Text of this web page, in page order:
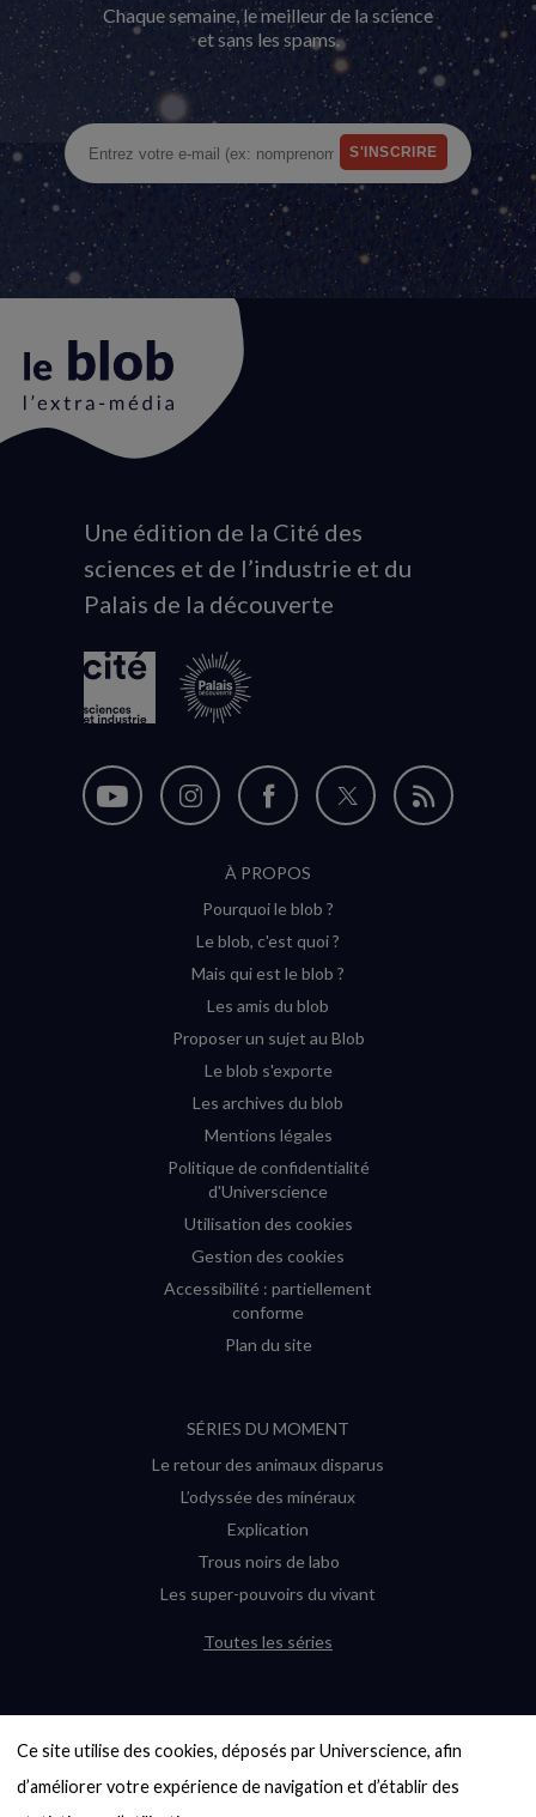
Ce site utilise des cookies, déposés par Universcience, afin
d’améliorer votre expérience de navigation et d’établir des
Chaque semaine, le meilleur de la science
et sans les spams.
Animation
du
logo
Une édition de la Cité des
sciences et de l’industrie et du
Palais de la découverte
Nous
Nous
Instagram
(nouvelle
Nous
sur
Facebook
(nouvelle
Nous
Flux
À PROPOS
Pourquoi le blob ?
Le blob, c'est quoi ?
Mais qui est le blob ?
Les amis du blob
Proposer un sujet au Blob
Le blob s'exporte
Les archives du blob
Mentions légales
Politique de confidentialité
d'Universcience
Utilisation des cookies
Gestion des cookies
Accessibilité : partiellement
conforme
Plan du site
SÉRIES DU MOMENT
Le retour des animaux disparus
L’odyssée des minéraux
Explication
Trous noirs de labo
Les super-pouvoirs du vivant
Toutes les séries
6000 exoplanètes, et pas de « Terre »
en vue ?